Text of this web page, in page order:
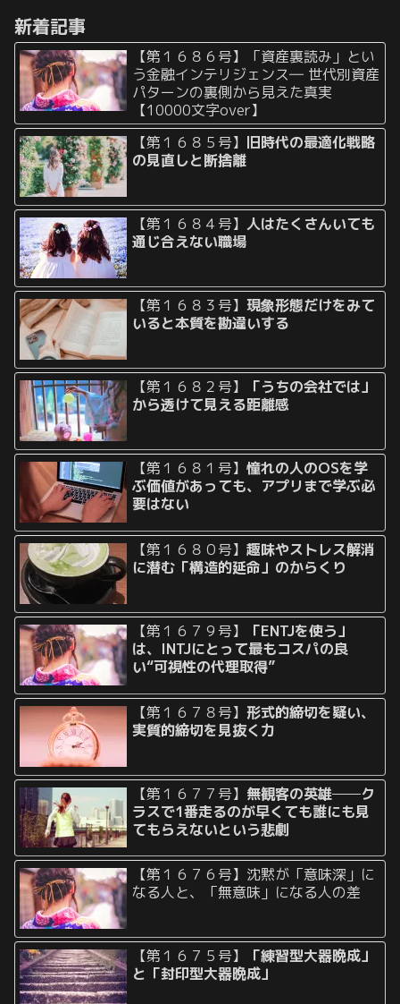
新着記事
【第１６８６号】「資産裏読み」とい
う金融インテリジェンス― 世代別資産
パターンの裏側から見えた真実
【10000文字over】
【第１６８５号】 旧時代の最適化戦略
の見直しと断捨離
【第１６８４号】人はたくさんいても
通じ合えない職場
【第１６８３号】現象形態だけをみて
いると本質を勘違いする
【第１６８２号】
「うちの会社では」
から透けて見える距離感
【第１６８１号】憧れの人のOSを学
ぶ価値があっても、アプリまで学ぶ必
要はない
【第１６８０号】趣味やストレス解消
に潜む「構造的延命」のからくり
【第１６７９号】
「ENTJを使う」
は、INTJにとって最もコスパの良
い“可視性の代理取得”
【第１６７８号】形式的締切を疑い、
実質的締切を見抜く力
【第１６７７号】 無観客の英雄──ク
ラスで1番走るのが早くても誰にも見
てもらえないという悲劇
【第１６７６号】沈黙が「意味深」に
なる人と、「無意味」になる人の差
【第１６７５号】
「練習型大器晩成」
と「封印型大器晩成」